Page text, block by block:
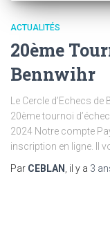
ACTUALITÉS
20ème
Bennwihr
Le Cercle d’Echecs
20ème tournoi
2024 Notre compte
inscription en ligne. Il
Par CEBLAN , il y a 3